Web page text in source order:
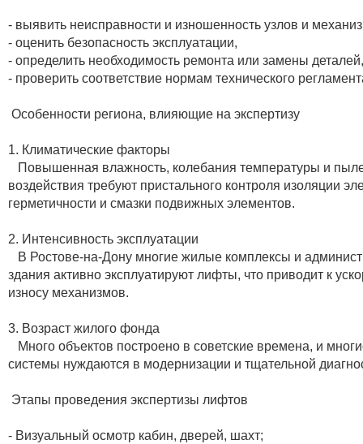
- выявить неисправности и изношенность узлов и
- оценить безопасность эксплуатации,
- определить необходимость ремонта или замены деталей,
- проверить соответствие нормам технического
Особенности региона, влияющие на экспертизу
1. Климатические факторы
Повышенная влажность, колебания температуры и
воздействия требуют пристального контроля изоляции
герметичности и смазки подвижных элементов.
2. Интенсивность эксплуатации
В Ростове-на-Дону многие жилые комплексы и
здания активно эксплуатируют лифты, что приводит к
износу механизмов.
3. Возраст жилого фонда
Много объектов построено в советские времена, и
системы нуждаются в модернизации и тщательной
Этапы проведения экспертизы лифтов
- Визуальный осмотр кабин, дверей, шахт;